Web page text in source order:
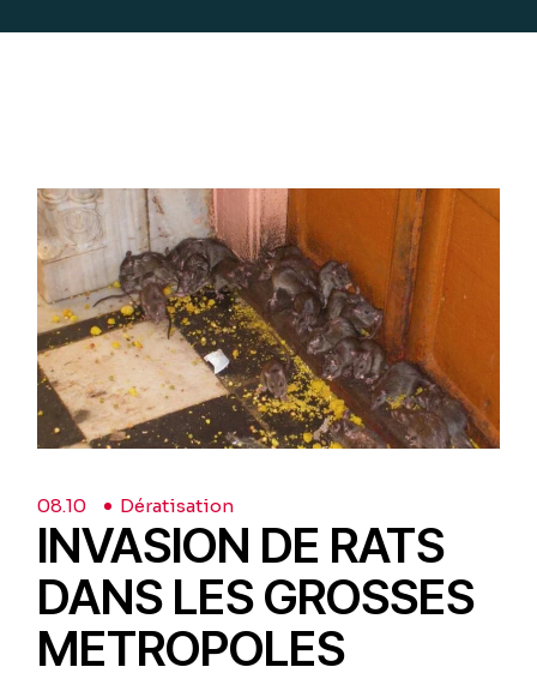
08.10 Dératisation
INVASION DE RATS
DANS LES GROSSES
METROPOLES